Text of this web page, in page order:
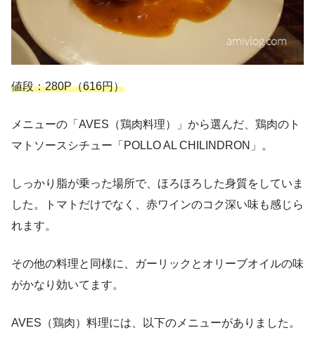
値段：280P（616円）
メニューの「AVES（鶏肉料理）」から選んだ、鶏肉のト
マトソースシチュー「POLLO AL CHILINDRON」。
しっかり脂が乗った場所で、ほろほろした身質をしていま
した。トマトだけでなく、赤ワインのコク深い味も感じら
れます。
その他の料理と同様に、ガーリックとオリーブオイルの味
がかなり効いてます。
AVES（鶏肉）料理には、以下のメニューがありました。